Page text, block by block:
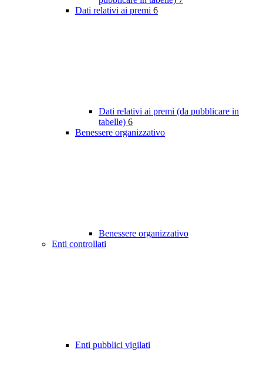
Dati relativi ai premi 6
Dati relativi ai premi (da pubblicare in
tabelle) 6
Benessere organizzativo
Benessere organizzativo
Enti controllati
Enti pubblici vigilati